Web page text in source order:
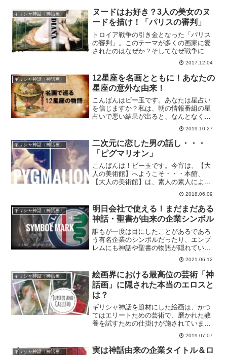
ギリシャ神話（神話画）
ヌードはお好き？3人の美女のヌ
ードを描け！「パリスの審判」
トロイア戦争の引き金となった「パリス
の審判」。このテーマが多くの画家に愛
されたのはなぜか？そしてなぜ戦争にな
ってしまったんのかを名画を通して紐解
2017.12.04
ギリシャ神話（神話画）
12星座を名画とともに！あなたの
星座の意外な由来！
こんばんはビー玉です。あなたは星占い
を信じますか？私は、朝の情報番組の星
占いで悪い結果が出ると、なんとなく気
になります。星占いに使う12星座はギリ
シャ神話に由来しているというのをご存
知の方も多いと思いますが・・では、ど
んな逸話があるのかを知...
2019.10.27
ギリシャ神話（神話画）
二次元に恋した男の話し・・・
「ピグマリオン」
こんばんは！ビー玉です。今宵は、【大
人の美術館】へようこそ・・・本館、
【大人の美術館】は、素人の素人による
素人のための妄想美術館です。いわゆる
“常識” とされている見解と違う箇所もあ
るかとは思いますが、ゆる～い気持ちで
リラックスしながらご...
2018.06.09
ギリシャ神話（神話画）
明日会社で使える！まだまだある
神話・聖書が由来の企業シンボル
誰もが一度は目にしたことがあるであろ
う有名企業のシンボルだったり、エンブ
レムにも神話や聖書の物語が隠れていま
2021.06.12
ギリシャ神話（神話画）
絵画界における最高位の芸術「神
話画」に隠された本当のエロスと
は？
ギリシャ神話を題材にした絵画は、かつ
てはエリートための芸術で、磨かれた教
養を試すための仕掛けが施されていまし
た。その仕掛けとはどんなものだったの
か？わかりやすく解説します。
2019.07.07
ギリシャ神話（神話画）
実は神話由来の企業タイトル＆ロ